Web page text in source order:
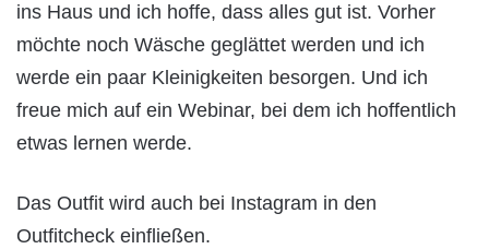
ins Haus und ich hoffe, dass alles gut ist. Vorher
möchte noch Wäsche geglättet werden und ich
werde ein paar Kleinigkeiten besorgen. Und ich
freue mich auf ein Webinar, bei dem ich hoffentlich
etwas lernen werde.
Das Outfit wird auch bei Instagram in den
Outfitcheck einfließen.